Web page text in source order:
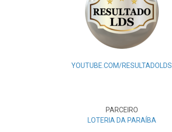
YOUTUBE.COM/RESULTADOLDS
PARCEIRO
LOTERIA DA PARAÍBA